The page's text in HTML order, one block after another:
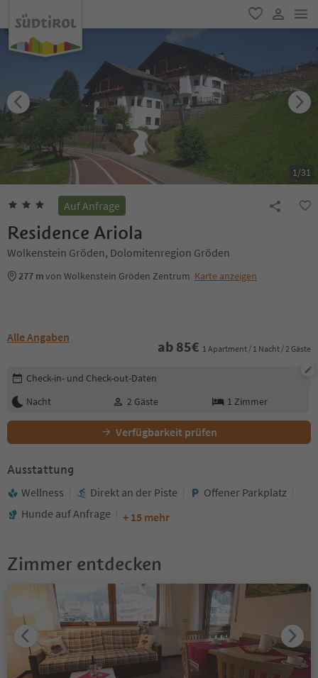
favorit
user link
1/31
Auf Anfrage
Residence Ariola
Wolkenstein Gröden, Dolomitenregion Gröden
277 mvon Wolkenstein Gröden Zentrum Karte anzeigen
Alle Angaben
ab 85€ 1 Apartment / 1 Nacht / 2 Gäste
Buchungsdetails bearbeiten
Check-in- und Check-out-Daten
Nacht
2 Gäste 1 Zimmer
Verfügbarkeit prüfen
Ausstattung
Wellness Direkt an der Piste
Offener Parkplatz
Hunde auf Anfrage
+ 15 mehr
Zimmer entdecken